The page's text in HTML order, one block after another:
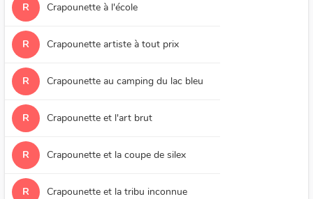
R Crapounette à l'école
R Crapounette artiste à tout prix
R Crapounette au camping du lac bleu
R Crapounette et l'art brut
R Crapounette et la coupe de silex
R Crapounette et la tribu inconnue